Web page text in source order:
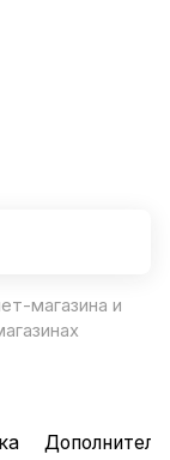
магазина и